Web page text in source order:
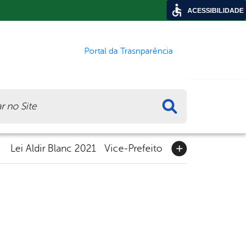
Portal da Trasnparência
Lei Aldir Blanc 2021 Vice-Prefeito
ACESSIBILIDADE